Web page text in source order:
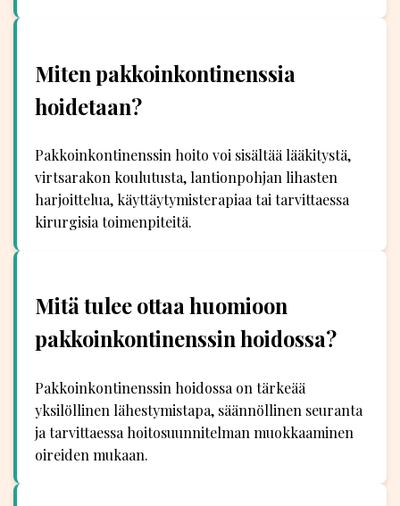
Miten pakkoinkontinenssia
hoidetaan?
Pakkoinkontinenssin hoito voi sisältää lääkitystä,
virtsarakon koulutusta, lantionpohjan lihasten
harjoittelua, käyttäytymisterapiaa tai tarvittaessa
kirurgisia toimenpiteitä.
Mitä tulee ottaa huomioon
pakkoinkontinenssin hoidossa?
Pakkoinkontinenssin hoidossa on tärkeää
yksilöllinen lähestymistapa, säännöllinen seuranta
ja tarvittaessa hoitosuunnitelman muokkaaminen
oireiden mukaan.